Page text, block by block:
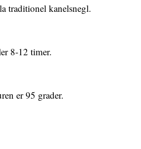
traditionel kanelsnegl.
8-12 timer.
er 95 grader.